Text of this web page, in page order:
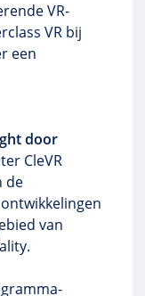
VR-
VR bij
een
door
CleVR
de
van